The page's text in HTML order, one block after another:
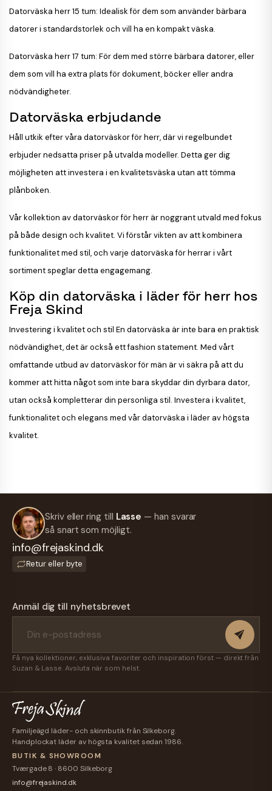
Datorväska herr 15 tum: Idealisk för dem som använder bärbara
datorer i standardstorlek och vill ha en kompakt väska.
Datorväska herr 17 tum: För dem med större bärbara datorer, eller
dem som vill ha extra plats för dokument, böcker eller andra
nödvändigheter.
Datorväska erbjudande
Håll utkik efter våra datorväskor för herr, där vi regelbundet
erbjuder nedsatta priser på utvalda modeller. Detta ger dig
möjligheten att investera i en kvalitetsväska utan att tömma
plånboken.
Vår kollektion av datorväskor för herr är noggrant utvald med fokus
på både design och kvalitet. Vi förstår vikten av att kombinera
funktionalitet med stil, och varje datorväska för herrar i vårt
sortiment speglar detta engagemang.
Köp din datorväska i läder för herr hos
Freja Skind
Investering i kvalitet och stil En datorväska är inte bara en praktisk
nödvändighet, det är också ett fashion statement. Med vårt
omfattande utbud av datorväskor för män är vi säkra på att du
kommer att hitta något som inte bara skyddar din dyrbara dator,
utan också kompletterar din personliga stil. Investera i kvalitet,
funktionalitet och elegans med vår datorväska i läder av högsta
kvalitet.
Skriv eller ring till Lasse — han svarar
så snart som möjligt.
info@frejaskind.dk
Retur eller byte
Anmäl dig till nyhetsbrevet
Få nya kollektioner, exklusiva favoriter och inspiration först — direkt från
Suzan & Lasse. Avsluta när som helst.
Familjeägd läder- och skinnbutik från Silkeborg.
Handplockat läder av högsta kvalitet sedan 1986.
BUTIK & SHOWROOM
Tværgade 8 · 8600 Silkeborg
info@frejaskind.dk